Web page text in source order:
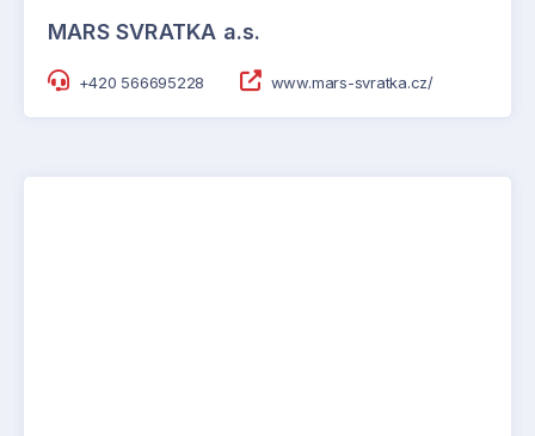
MARS SVRATKA a.s.
+420 566695228 www.mars-svratka.cz/